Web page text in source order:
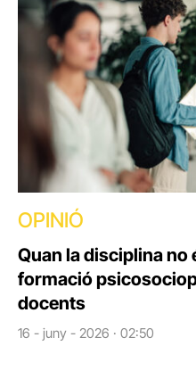
OPINIÓ
Quan la disciplina no
formació
docents
16 - juny - 2026 · 02:50